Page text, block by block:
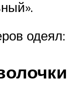
одеял: